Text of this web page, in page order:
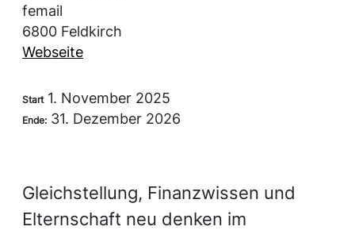
femail
6800 Feldkirch
Webseite
Start1. November 2025
Ende: 31. Dezember 2026
Gleichstellung, Finanzwissen und
Elternschaft neu denken im